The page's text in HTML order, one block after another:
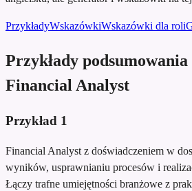
PrzykładyWskazówkiWskazówki dla roli
Przykłady
Financial Analyst
Przykład 1
Financial Analyst z doświadczeniem w
wyników, usprawnianiu procesów i
Łączy trafne umiejętności branżowe z